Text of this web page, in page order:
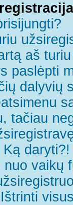
aš
paslėpti
dalyvių
tačiau
daryti?!
vaikų